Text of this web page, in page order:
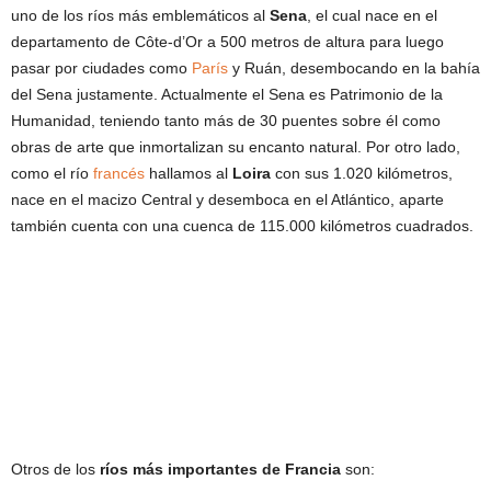
uno de los ríos más emblemáticos al Sena , el cual nace en el
departamento de Côte-d’Or a 500 metros de altura para luego
pasar por ciudades como París y Ruán, desembocando en la bahía
del Sena justamente. Actualmente el Sena es Patrimonio de la
Humanidad, teniendo tanto más de 30 puentes sobre él como
obras de arte que inmortalizan su encanto natural. Por otro lado,
como el río francés hallamos al Loira con sus 1.020 kilómetros,
nace en el macizo Central y desemboca en el Atlántico, aparte
también cuenta con una cuenca de 115.000 kilómetros cuadrados.
Otros de los ríos más importantes de Francia son: